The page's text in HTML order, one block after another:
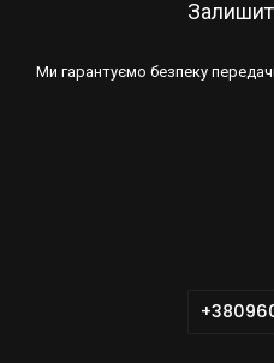
Ми гарантуємо безпеку